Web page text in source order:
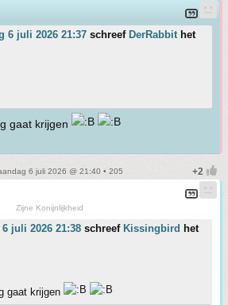
6 juli 2026 21:37 schreef DerRabbithet
gaat krijgen
6 juli 2026 @ 21:40 • 205
Zijne Konijnlijkheid
juli 2026 21:38 schreef Kissingbird het
gaat krijgen